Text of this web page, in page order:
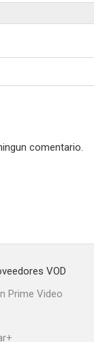
comentario.
VOD
Prime Video